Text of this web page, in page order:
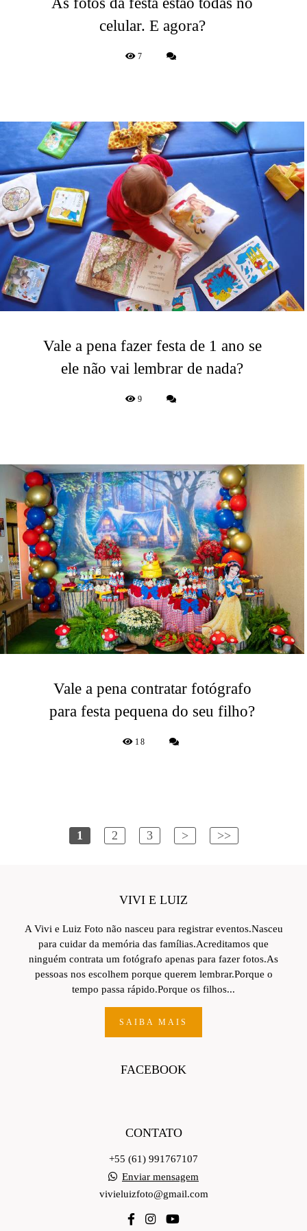
celular. E agora?
7
Vale a pena fazer festa de 1 ano se
ele não vai lembrar de nada?
9
Vale a pena contratar fotógrafo
para festa pequena do seu filho?
18
1 2 3 > >>
VIVI E LUIZ
A Vivi e Luiz Foto não nasceu para registrar eventos.Nasceu
para cuidar da memória das famílias.Acreditamos que
ninguém contrata um fotógrafo apenas para fazer fotos.As
pessoas nos escolhem porque querem lembrar.Porque o
tempo passa rápido.Porque os filhos...
SAIBA MAIS
FACEBOOK
CONTATO
+55 (61) 991767107
Enviar mensagem
vivieluizfoto@gmail.com